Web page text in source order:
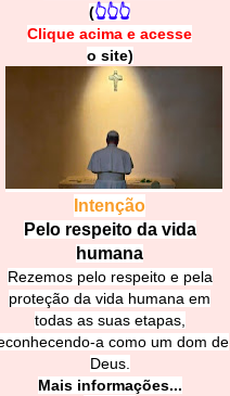
(👆👆👆
Clique acima e acesse
o site)
Intenção
Pelo respeito da vida
humana
Rezemos pelo respeito e pela
proteção da vida humana em
todas as suas etapas,
a como um dom de
Deus.
Mais informações...